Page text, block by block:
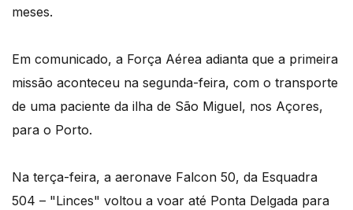
meses.
Em comunicado, a Força Aérea adianta que a primeira
missão aconteceu na segunda-feira, com o transporte
de uma paciente da ilha de São Miguel, nos Açores,
para o Porto.
Na terça-feira, a aeronave Falcon 50, da Esquadra
504 – "Linces" voltou a voar até Ponta Delgada para